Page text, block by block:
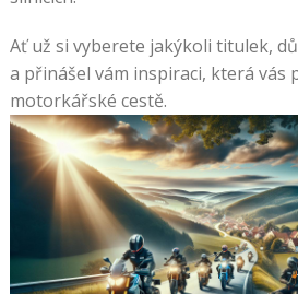
Ať už si vyberete jakýkoli titulek,
a přinášel vám inspiraci, která vás
motorkářské cestě.